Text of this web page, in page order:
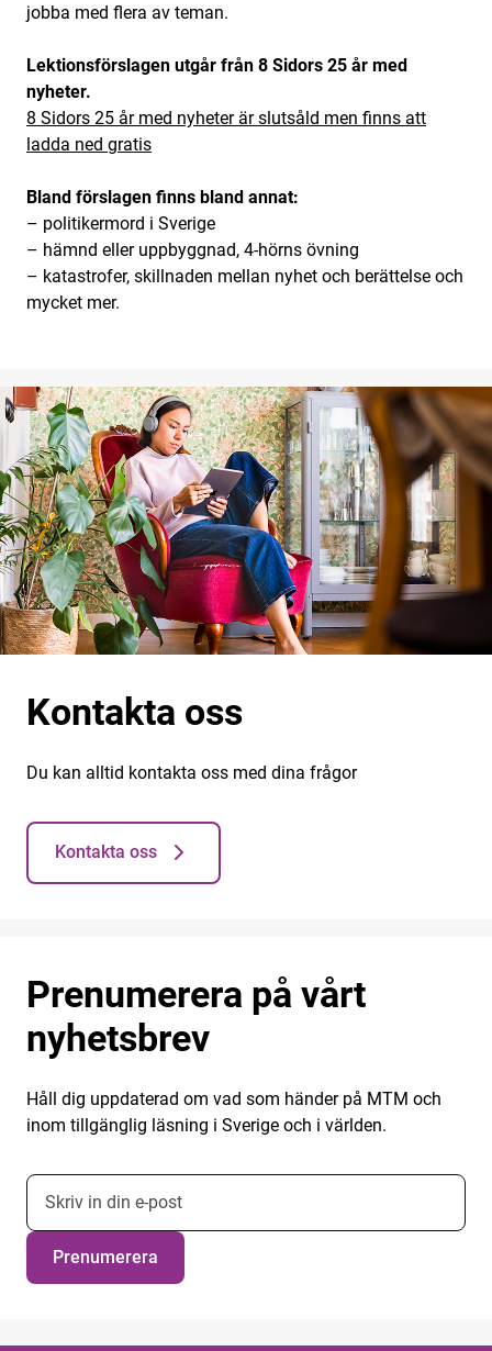
jobba med flera av teman.
Lektionsförslagen utgår från 8 Sidors 25 år med
nyheter.
8 Sidors 25 år med nyheter är slutsåld men finns att
ladda ned gratis
Bland förslagen finns bland annat:
– politikermord i Sverige
– hämnd eller uppbyggnad, 4-hörns övning
– katastrofer, skillnaden mellan nyhet och berättelse och
mycket mer.
Kontakta oss
Du kan alltid kontakta oss med dina frågor
Kontakta oss
Prenumerera på vårt
nyhetsbrev
Håll dig uppdaterad om vad som händer på MTM och
inom tillgänglig läsning i Sverige och i världen.
E-postadress nyhetsbrevsprenumeration
Prenumerera